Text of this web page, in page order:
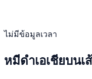
ไม่มีข้อมูลเวลา
หมีดำเอเชียบน